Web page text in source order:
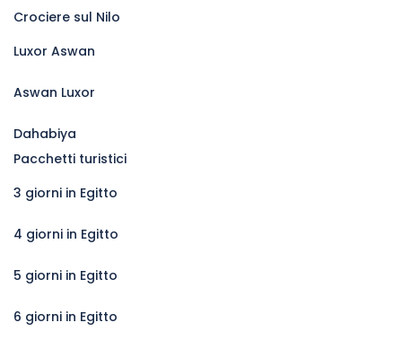
Crociere sul Nilo
Luxor Aswan
Aswan Luxor
Dahabiya
Pacchetti turistici
3 giorni in Egitto
4 giorni in Egitto
5 giorni in Egitto
6 giorni in Egitto